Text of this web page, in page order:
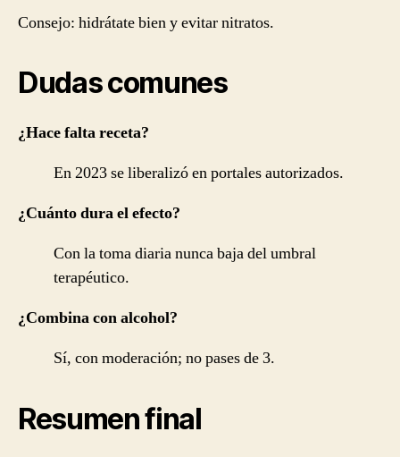
Consejo: hidrátate bien y evitar nitratos.
Dudas comunes
¿Hace falta receta?
En 2023 se liberalizó en portales autorizados.
¿Cuánto dura el efecto?
Con la toma diaria nunca baja del umbral
terapéutico.
¿Combina con alcohol?
Sí, con moderación; no pases de 3.
Resumen final